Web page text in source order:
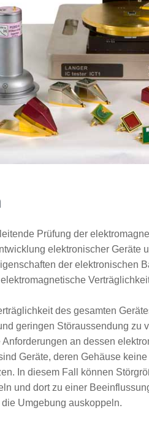
Prüfung der
elektronischer Geräte
der elektronischen
des gesamten
geringen Störaussendung zu
an dessen
Geräte, deren Gehäuse
In diesem Fall können
und dort zu einer
Umgebung auskoppeln.